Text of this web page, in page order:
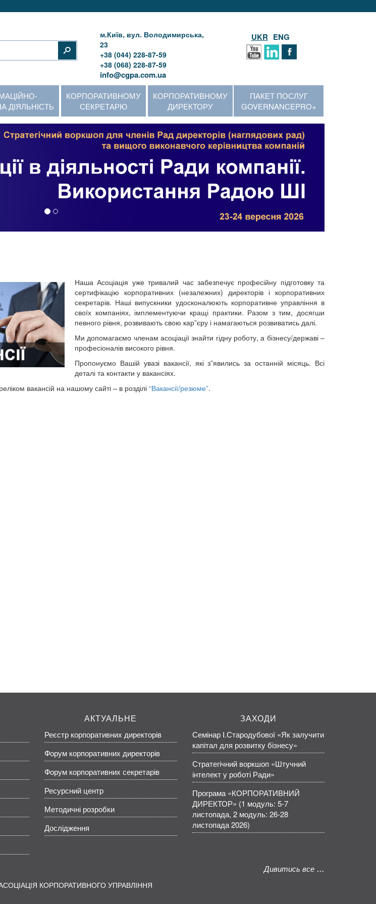
м.Київ, вул. Володимирська,
23
+38 (044) 228-87-59
+38 (068) 228-87-59
info@cgpa.com.ua
UKR ENG
ДІЯЛЬНІСТЬ
КОРПОРАТИВНОМУ
СЕКРЕТАРЮ
КОРПОРАТИВНОМУ
ДИРЕКТОРУ
ПАКЕТ ПОСЛУГ
GOVERNANCEPRO+
Наша Асоціація уже тривалий час забезпечує професійну підготовку та
сертифікацію корпоративних (незалежних) директорів і корпоративних
секретарів. Наші випускники удосконалюють корпоративне управління в
своїх компаніях, імплементуючи кращі практики. Разом з тим, досягши
певного рівня, розвивають свою кар”єру і намагаються розвиватись далі.
Ми допомагаємо членам асоціації знайти гідну роботу, а бізнесу/державі –
професіоналів високого рівня.
Пропонуємо Вашій увазі вакансії, які з”явились за останній місяць. Всі
деталі та контакти у вакансіях.
вакансій на нашому сайті – в розділі “Вакансії/резюме”.
АКТУАЛЬНЕ
Реєстр корпоративних директорів
Форум корпоративних директорів
Форум корпоративних секретарів
Ресурсний центр
Методичні розробки
Дослідження
ЗАХОДИ
Семінар І.Стародубової «Як залучити
капітал для розвитку бізнесу»
Стратегічний воркшоп «Штучний
інтелект у роботі Ради»
Програма «КОРПОРАТИВНИЙ
ДИРЕКТОР» (1 модуль: 5-7
листопада, 2 модуль: 26-28
листопада 2026)
Дивитись все
КОРПОРАТИВНОГО УПРАВЛІННЯ